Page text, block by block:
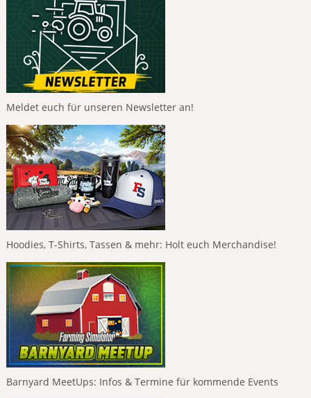
Meldet euch für unseren Newsletter an!
Hoodies, T-Shirts, Tassen & mehr: Holt euch Merchandise!
Barnyard MeetUps: Infos & Termine für kommende Events